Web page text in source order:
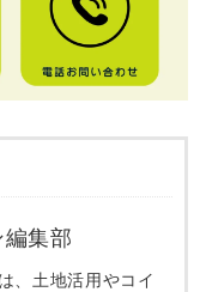
集部
、土地活用やコイ